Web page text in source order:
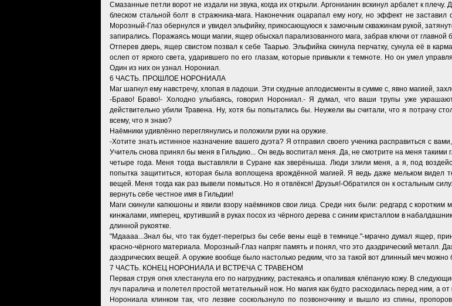
Смазанные петли ворот не издали ни звука, когда их открыли. Аргонианин вскинул арбалет к
блеском стальной болт в стражника-мага. Наконечник оцарапал ему ногу, но эффект не
Морозный-Глаз обернулся и увидел эльфийку, прикосающуюся к замочным скважинам рукой,
запирались. Поражаясь мощи магии, ящер обыскал парализованного мага, забрав ключи от
Отперев дверь, ящер свистом позвал к себе Таарью. Эльфийка скинула перчатку, сунула её в
ослеп от яркого света, ударившего по его глазам, которые привыкли к темноте. Но он умел
Один из них он узнал. Норониал.
6 ЧАСТЬ. ПРОШЛОЕ НОРОНИАЛА
Маг шагнул ему навстречу, хлопая в ладоши. Эти скудные аплодисменты в сумме с, явно магией,
-Браво! Браво!- Холодно улыбаясь, говорил Норониал.- Я думал, что ваши трупы уже
действительно убили Травена. Ну, хотя бы попытались бы. Неужели вы считали, что я потрачу
всему, что я знаю?
Наёмники удивлённо переглянулись и положили руки на оружие.
-Хотите знать истинное назначение вашего дуэта? Я отправил своего ученика расправиться с
Учитель снова принял бы меня в Гильдию... Он ведь воспитал меня. Да, не смотрите на меня
четыре года. Меня тогда выставляли в Суране как зверёныша. Люди злили меня, а я, под
попытка защититься, которая была воплощена врождённой магией. Я ведь даже мельком
вещей. Меня тогда как раз вывели помыться. Но я отвлёкся! Друзья!-Обратился он к остальным
вернуть себе честное имя в Гильдии!
Маги скинули капюшоны и явили взору наёмников свои лица. Среди них были: редгард с
кинжалами, имперец, крутивший в руках посох из чёрного дерева с синим кристаллом в
длинной рукоятке.
"Мдаааа...Знал бы, что так будет-перегрыз бы себе вены ещё в темнице."-мрачно думал ящер,
красно-чёрного материала. Морозный-Глаз напряг память и понял, что это даэдрический металл.
даэдрических вещей. А оружие вообще было настолько редким, что за такой вот длинный меч
7 ЧАСТЬ. КОНЕЦ НОРОНИАЛА И ВСТРЕЧА С ТРАВЕНОМ
Первая струя огня хлестанула его по нагруднику, растекаясь и опаливая клёпаную кожу. В
луч паралича и полетел простой метательный нож. Но магия как будто расходилась перед ним, а
Норониала клинком так, что лезвие соскользнуло по позвоночнику и вышло из спины,